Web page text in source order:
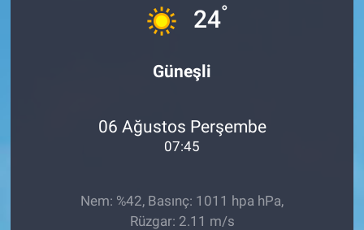
24°
Güneşli
06 Ağustos Perşembe
07:45
Nem: %42, Basınç: 1011 hpa hPa,
Rüzgar: 2.11 m/s